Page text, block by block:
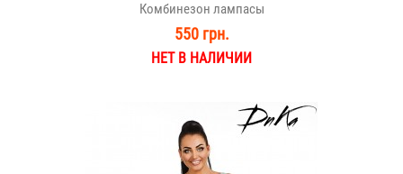
Комбинезон лампасы
550 грн.
НЕТ В НАЛИЧИИ